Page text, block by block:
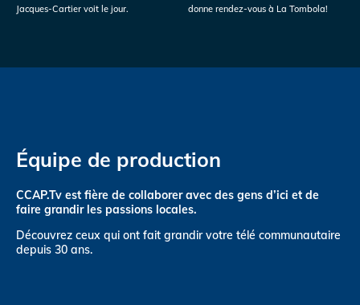
Jacques-Cartier voit le jour.
donne rendez-vous à La Tombola!
Équipe de production
CCAP.Tv est fière de collaborer avec des gens d’ici et de
faire grandir les passions locales.
Découvrez ceux qui ont fait grandir votre télé communautaire
depuis 30 ans.